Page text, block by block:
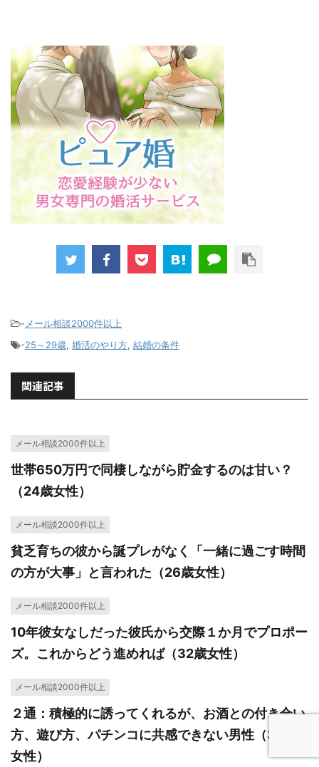
- メール相談2000件以上
-25～29歳, 婚活のやり方, 結婚の条件
関連記事
メール相談2000件以上
世帯650万円で同棲しながら貯金するのは甘い？
（24歳女性）
メール相談2000件以上
貧乏育ちの彼から誕プレがなく「一緒に過ごす時間
の方が大事」と言われた（26歳女性）
メール相談2000件以上
10年彼女なしだった彼氏から交際１か月でプロポー
ズ。これからどう進めれば（32歳女性）
メール相談2000件以上
２通：積極的に誘ってくれるが、お酒との付き合い
方、遊び方、パチンコに共感できない男性（34歳
女性）